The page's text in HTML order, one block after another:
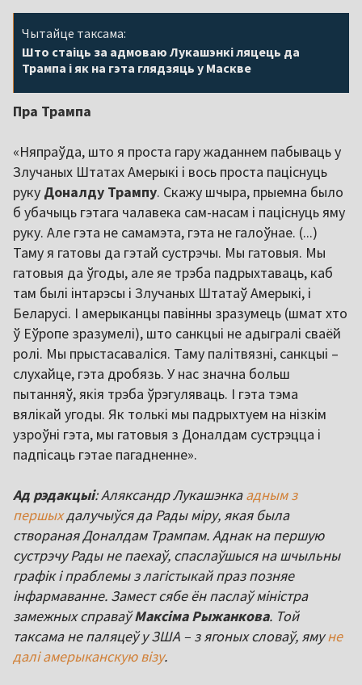
Чытайце таксама:
Што стаіць за адмоваю Лукашэнкі ляцець да
Трампа і як на гэта глядзяць у Маскве
Пра Трампа
«Няпраўда, што я проста гару жаданнем пабываць у
Злучаных Штатах Амерыкі і вось проста паціснуць
руку Доналду Трампу. Скажу шчыра, прыемна было
б убачыць гэтага чалавека сам-насам і паціснуць яму
руку. Але гэта не самамэта, гэта не галоўнае. (...)
Таму я гатовы да гэтай сустрэчы. Мы гатовыя. Мы
гатовыя да ўгоды, але яе трэба падрыхтаваць, каб
там былі інтарэсы і Злучаных Штатаў Амерыкі, і
Беларусі. І амерыканцы павінны зразумець (шмат хто
ў Еўропе зразумелі), што санкцыі не адыгралі сваёй
ролі. Мы прыстасаваліся. Таму палітвязні, санкцыі –
слухайце, гэта дробязь. У нас значна больш
пытанняў, якія трэба ўрэгуляваць. І гэта тэма
вялікай угоды. Як толькі мы падрыхтуем на нізкім
узроўні гэта, мы гатовыя з Доналдам сустрэцца і
падпісаць гэтае пагадненне».
Ад рэдакцыі: Аляксандр Лукашэнкаадным з
першыхдалучыўся да Рады міру, якая была
створаная Доналдам Трампам. Аднак на першую
сустрэчу Рады не паехаў, спаслаўшыся на шчыльны
графік і праблемы з лагістыкай праз позняе
інфармаванне. Замест сябе ён паслаў міністра
замежных справаўМаксіма Рыжанкова. Той
таксама не паляцеў у ЗША – з ягоных словаў, ямуне
далі амерыканскую візу.